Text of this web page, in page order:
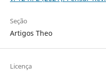
Seção
Artigos Theo
Licença